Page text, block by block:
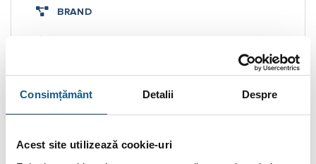
Consimțământ Detalii Despre
Acest site utilizează cookie-uri
BRAND
Puffer -ul Austria EMAIL KWS este prevazut cu o serpentina